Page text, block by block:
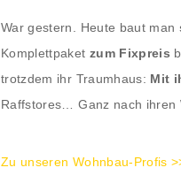
War gestern. Heute baut man
Komplettpaket zum Fixpreis
trotzdem ihr Traumhaus: Mit
Raffstores… Ganz nach ihren
Zu unseren Wohnbau-Profis